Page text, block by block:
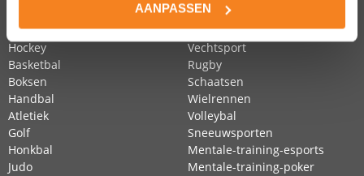
AANPASSEN
Paardensport
Hockey
Basketbal
Boksen
Handbal
Atletiek
Golf
Honkbal
Judo
Tennis
Turnen
Vechtsport
Rugby
Schaatsen
Wielrennen
Volleybal
Sneeuwsporten
Mentale-training-esports
Mentale-training-poker